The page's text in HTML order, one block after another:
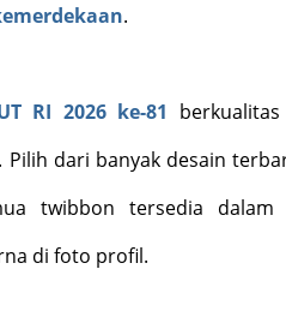
.
RI 2026 ke-81
. Pilih dari banyak desain
twibbon tersedia dalam
di foto profil.